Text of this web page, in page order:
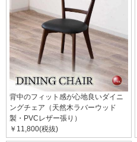
背中のフィット感が心地良いダイニ
ングチェア（天然木ラバーウッド
製・PVCレザー張り）
￥11,800(税抜)